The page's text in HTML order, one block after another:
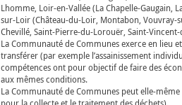
Lhomme, Loir-en-Vallée (La Chapelle-
sur-Loir (Château-du-Loir, Montabon, Vouvray-
Chevillé, Saint-Pierre-du-Lorouër, Saint-
La Communauté de Communes exerce en lieu
transférer (par exemple l’assainissement
compétences ont pour objectif de faire des
aux mêmes conditions.
La Communauté de Communes peut elle-